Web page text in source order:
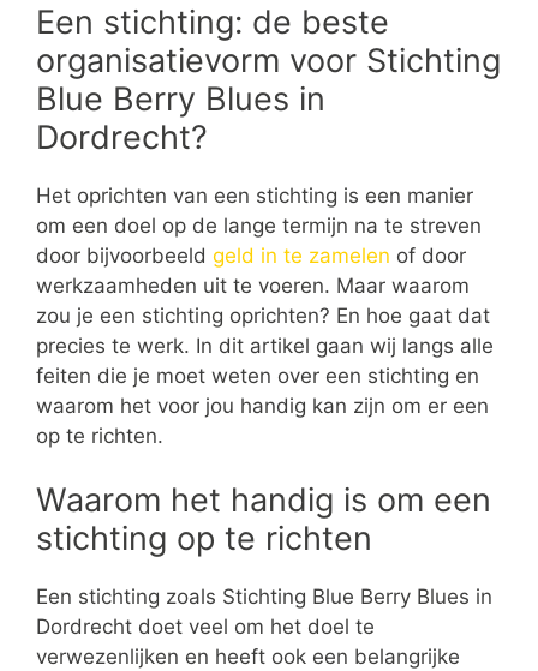
Een stichting: de beste
organisatievorm voor Stichting
Blue Berry Blues in
Dordrecht?
Het oprichten van een stichting is een manier
om een doel op de lange termijn na te streven
door bijvoorbeeld geld in te zamelen of door
werkzaamheden uit te voeren. Maar waarom
zou je een stichting oprichten? En hoe gaat dat
precies te werk. In dit artikel gaan wij langs alle
feiten die je moet weten over een stichting en
waarom het voor jou handig kan zijn om er een
op te richten.
Waarom het handig is om een
stichting op te richten
Een stichting zoals Stichting Blue Berry Blues in
Dordrecht doet veel om het doel te
verwezenlijken en heeft ook een belangrijke